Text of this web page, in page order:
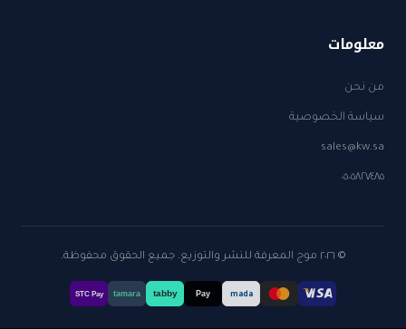
معلومات
من نحن
سياسة الخصوصية
sales@kw.sa
٠٥٠٥٨٢٧٤٨٥
© ٢٠٢٦ موج المعرفة للنشر والتوزيع. جميع الحقوق محفوظة.
mada
Pay
tabby
tamara
STC Pay